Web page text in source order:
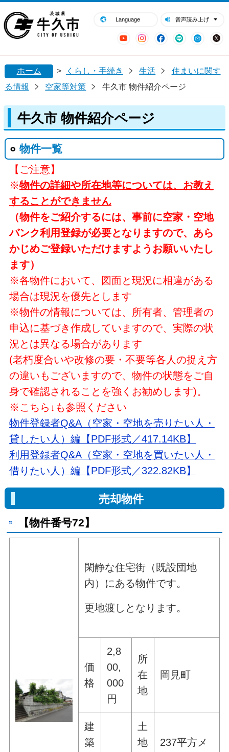
Language 音声読み上げ
YouTubeInstagram
Facebook
LINE Mail
閉じる
ホーム > くらし・手続き 生活
住まいに関す
る情報
空家等対策 牛久市 物件紹介ページ
牛久市 物件紹介ページ
物件一覧
【ご注意】
※物件の詳細や所在地等については、お教え
することができません
（物件をご紹介するには、事前に空家・空地
バンク利用登録が必要となりますので、あら
かじめご登録いただけますようお願いいたし
ます）
※各物件において、図面と現況に相違がある
場合は現況を優先とします
※物件の情報については、所有者、管理者の
申込に基づき作成していますので、実際の状
況とは異なる場合があります
(老朽度合いや改修の要・不要等各人の捉え方
の違いもございますので、物件の状態をご自
身で確認されることを強くお勧めします)。
※こちら↓も参照ください
物件登録者Q&A（空家・空地を売りたい人・
貸したい人）編【PDF形式／417.14KB】
利用登録者Q&A（空家・空地を買いたい人・
借りたい人）編【PDF形式／322.82KB】
売却物件
【物件番号72】
閑静な住宅街（既設団地
内）にある物件です。
更地渡しとなります。
価
格
2,8
00,
000
円
所
在
地
岡見町
建
築
土
地
237平方メ